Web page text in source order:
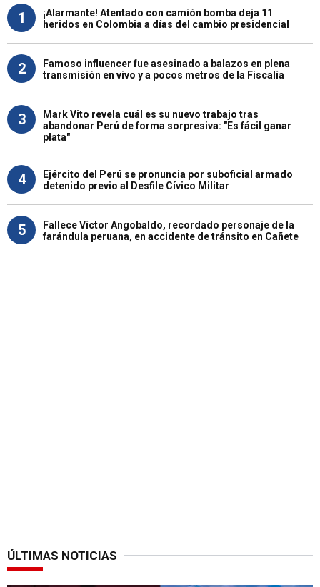
1
¡Alarmante! Atentado con camión bomba deja 11
heridos en Colombia a días del cambio presidencial
2
Famoso influencer fue asesinado a balazos en plena
transmisión en vivo y a pocos metros de la Fiscalía
3
Mark Vito revela cuál es su nuevo trabajo tras
abandonar Perú de forma sorpresiva: "Es fácil ganar
plata"
4
Ejército del Perú se pronuncia por suboficial armado
detenido previo al Desfile Cívico Militar
5
Fallece Víctor Angobaldo, recordado personaje de la
farándula peruana, en accidente de tránsito en Cañete
ÚLTIMAS NOTICIAS